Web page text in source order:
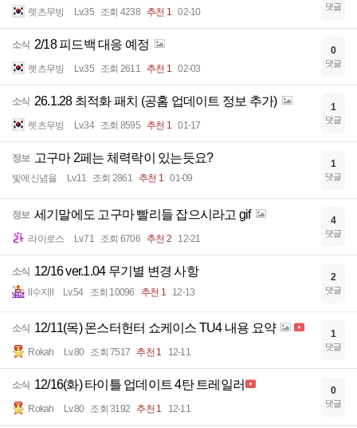
렛츠무빙 Lv.35 조회 4238 추천 1 02-10 댓글
소식 2/18 피드백 대응 예정
렛츠무빙 Lv.35 조회 2611 추천 1 02-03
0
댓글
소식 26.1.28 최적화 패치 (공홈 업데이트 정보 추가)
렛츠무빙 Lv.34 조회 8595 추천 1 01-17
1
댓글
정보 고구마 2페는 체력락이 있는듯요?
빛에신념을 Lv.11 조회 2861 추천 1 01-09
1
댓글
정보 세기말에도 고구마 빨리들 잡으시라고 gif
라이로스 Lv.71 조회 6706 추천 2 12-21
4
댓글
소식 12/16 ver.1.04 무기별 변경 사항
ll수지ll Lv.54 조회 10096 추천 1 12-13
2
댓글
소식 12/11(목) 몬스터헌터 쇼케이스 TU4 내용 요약
Rokah Lv.80 조회 7517 추천 1 12-11
1
댓글
소식 12/16(화) 타이틀 업데이트 4탄 트레일러
Rokah Lv.80 조회 3192 추천 1 12-11
0
댓글